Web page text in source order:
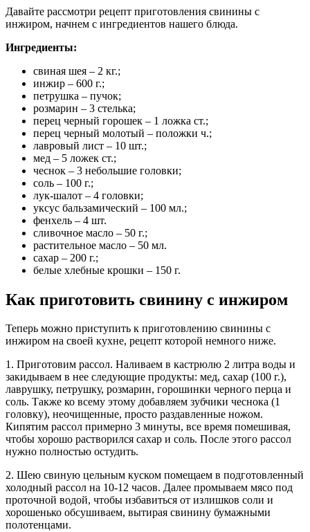
Давайте рассмотри рецепт приготовления свинины с
инжиром, начнем с ингредиентов нашего блюда.
Ингредиенты:
свиная шея – 2 кг.;
инжир – 600 г.;
петрушка – пучок;
розмарин – 3 стелька;
перец черный горошек – 1 ложка ст.;
перец черный молотый – положки ч.;
лавровый лист – 10 шт.;
мед – 5 ложек ст.;
чеснок – 3 небольшие головки;
соль – 100 г.;
лук-шалот – 4 головки;
уксус бальзамический – 100 мл.;
фенхель – 4 шт.
сливочное масло – 50 г.;
растительное масло – 50 мл.
сахар – 200 г.;
белые хлебные крошки – 150 г.
Как приготовить свинину с инжиром
Теперь можно приступить к приготовлению свинины с
инжиром на своей кухне, рецепт которой немного ниже.
1. Приготовим рассол. Наливаем в кастрюлю 2 литра воды и
закидываем в нее следующие продукты: мед, сахар (100 г.),
лаврушку, петрушку, розмарин, горошинки черного перца и
соль. Также ко всему этому добавляем зубчики чеснока (1
головку), неочищенные, просто раздавленные ножом.
Кипятим рассол примерно 3 минуты, все время помешивая,
чтобы хорошо растворился сахар и соль. После этого рассол
нужно полностью остудить.
2. Шею свиную цельным куском помещаем в подготовленный
холодный рассол на 10-12 часов. Далее промываем мясо под
проточной водой, чтобы избавиться от излишков соли и
хорошенько обсушиваем, вытирая свинину бумажными
полотенцами.